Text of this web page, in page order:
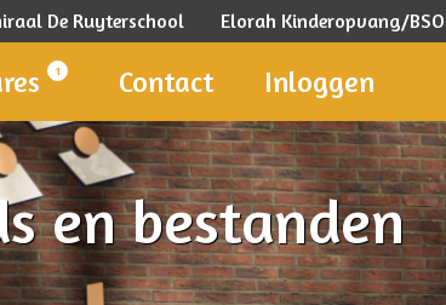
De Ruyterschool Elorah Kinderopvang/BSO
1 Contact Inloggen
en bestanden